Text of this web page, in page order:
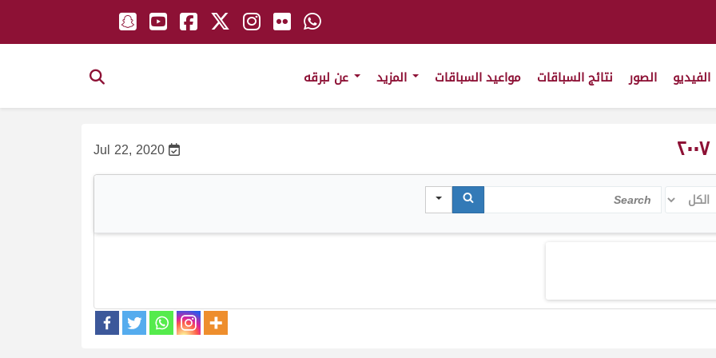
الصور نتائج السباقات مواعيد السباقات
Jul 22, 2020
Search